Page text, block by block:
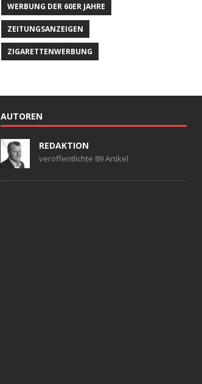
WERBUNG DER 60ER JAHRE
ZEITUNGSANZEIGEN
ZIGARETTENWERBUNG
AUTOREN
REDAKTION
veröffentlichte 89 Artikel